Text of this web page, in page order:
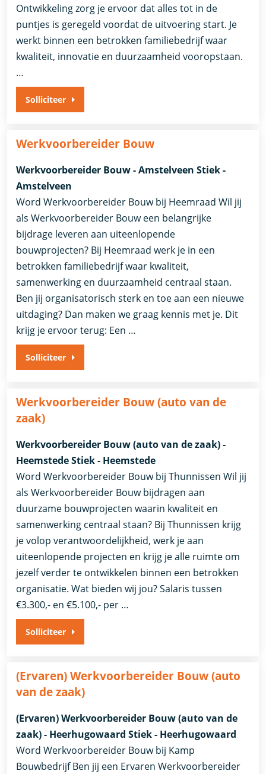
Ontwikkeling zorg je ervoor dat alles tot in de
puntjes is geregeld voordat de uitvoering start. Je
werkt binnen een betrokken familiebedrijf waar
kwaliteit, innovatie en duurzaamheid vooropstaan.
…
Solliciteer
Werkvoorbereider Bouw
Werkvoorbereider Bouw - Amstelveen Stiek -
Amstelveen
Word Werkvoorbereider Bouw bij Heemraad Wil jij
als Werkvoorbereider Bouw een belangrijke
bijdrage leveren aan uiteenlopende
bouwprojecten? Bij Heemraad werk je in een
betrokken familiebedrijf waar kwaliteit,
samenwerking en duurzaamheid centraal staan.
Ben jij organisatorisch sterk en toe aan een nieuwe
uitdaging? Dan maken we graag kennis met je. Dit
krijg je ervoor terug: Een …
Solliciteer
Werkvoorbereider Bouw (auto van de
zaak)
Werkvoorbereider Bouw (auto van de zaak) -
Heemstede Stiek - Heemstede
Word Werkvoorbereider Bouw bij Thunnissen Wil jij
als Werkvoorbereider Bouw bijdragen aan
duurzame bouwprojecten waarin kwaliteit en
samenwerking centraal staan? Bij Thunnissen krijg
je volop verantwoordelijkheid, werk je aan
uiteenlopende projecten en krijg je alle ruimte om
jezelf verder te ontwikkelen binnen een betrokken
organisatie. Wat bieden wij jou? Salaris tussen
€3.300,- en €5.100,- per …
Solliciteer
(Ervaren) Werkvoorbereider Bouw (auto
van de zaak)
(Ervaren) Werkvoorbereider Bouw (auto van de
zaak) - Heerhugowaard Stiek - Heerhugowaard
Word Werkvoorbereider Bouw bij Kamp
Bouwbedrijf Ben jij een Ervaren Werkvoorbereider